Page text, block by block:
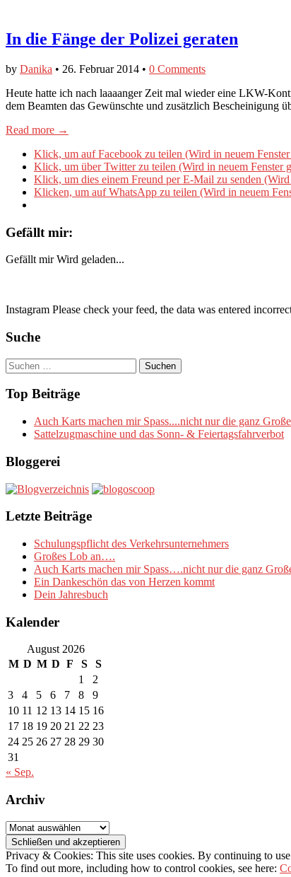
In die Fänge der Polizei geraten
by Danika • 26. Februar 2014 • 0 Comments
Heute hatte ich nach laaaanger Zeit mal wieder eine LKW-
dem Beamten das Gewünschte und zusätzlich Bescheinigung
Read more →
Klick, um auf Facebook zu teilen (Wird in neuem
Klick, um über Twitter zu teilen (Wird in neuem Fenster
Klick, um dies einem Freund per E-Mail zu senden
Klicken, um auf WhatsApp zu teilen (Wird in neuem
Gefällt mir:
Gefällt mir Wird geladen...
Instagram Please check your feed, the data was entered
Suche
Suchen
nach:
Top Beiträge
Auch Karts machen mir Spass....nicht nur die ganz
Sattelzugmaschine und das Sonn- & Feiertagsfahrverbot
Bloggerei
Letzte Beiträge
Schulungspflicht des Verkehrsunternehmers
Großes Lob an….
Auch Karts machen mir Spass….nicht nur die ganz
Ein Dankeschön das von Herzen kommt
Dein Jahresbuch
Kalender
August 2026
M D M D F S
S
1
2
3
4 5 6 7 8
9
10 11 12 13 14 15 16
17 18 19 20 21 22 23
24 25 26 27 28 29 30
31
« Sep.
Archiv
Archiv
Privacy & Cookies: This site uses cookies. By continuing to
To find out more, including how to control cookies, see here: